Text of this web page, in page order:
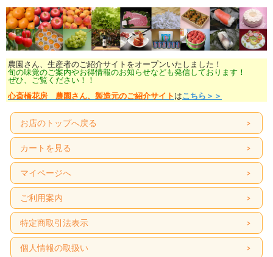
農園さん、生産者のご紹介サイトをオープンいたしました！
旬の味覚のご案内やお得情報のお知らせなども発信しております！
ぜひ、ご覧ください！！
心斎橋花房 農園さん、製造元のご紹介サイト はこちら＞＞
お店のトップへ戻る
カートを見る
マイページへ
ご利用案内
特定商取引法表示
個人情報の取扱い